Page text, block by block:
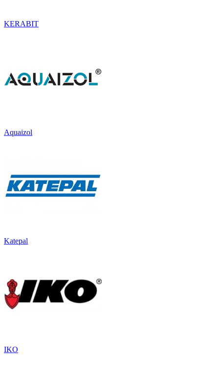
KERABIT
Aquaizol
Katepal
IKO